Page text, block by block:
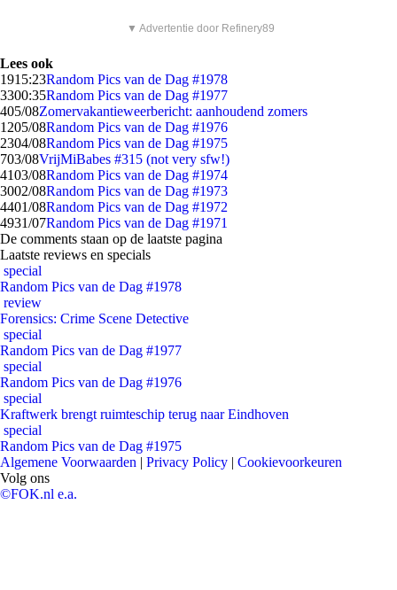
▼ Advertentie door Refinery89
Lees ook
1915:23Random Pics van de Dag #1978
3300:35Random Pics van de Dag #1977
405/08Zomervakantieweerbericht: aanhoudend zomers
1205/08Random Pics van de Dag #1976
2304/08Random Pics van de Dag #1975
703/08VrijMiBabes #315 (not very sfw!)
4103/08Random Pics van de Dag #1974
3002/08Random Pics van de Dag #1973
4401/08Random Pics van de Dag #1972
4931/07Random Pics van de Dag #1971
De comments staan op de laatste pagina
Laatste reviews en specials
special
Random Pics van de Dag #1978
review
Forensics: Crime Scene Detective
special
Random Pics van de Dag #1977
special
Random Pics van de Dag #1976
special
Kraftwerk brengt ruimteschip terug naar Eindhoven
special
Random Pics van de Dag #1975
Algemene Voorwaarden | Privacy Policy | Cookievoorkeuren
Volg ons
©FOK.nl e.a.